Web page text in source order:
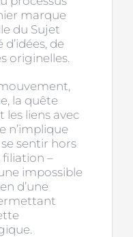
marque
du Sujet
de
originelles.
la quête
liens avec
n’implique
sentir hors
–
impossible
d’une